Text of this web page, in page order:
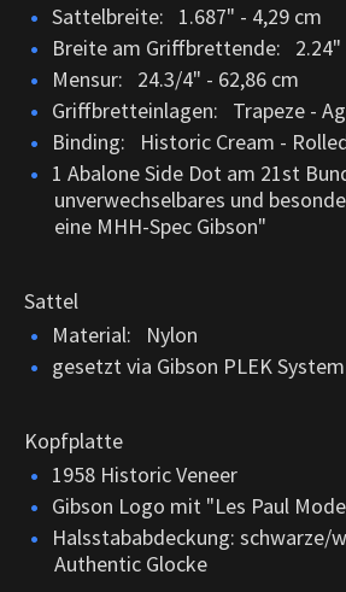
Sattelbreite: 1.687" - 4,29 cm
Breite am Griffbrettende: 2.24"
Mensur: 24.3/4" - 62,86 cm
Griffbretteinlagen: Trapeze -
Binding: Historic Cream -
1 Abalone Side Dot am 21st
unverwechselbares und
eine MHH-Spec Gibson"
Sattel
Material: Nylon
gesetzt via Gibson PLEK System
Kopfplatte
1958 Historic Veneer
Gibson Logo mit "Les Paul
Halsstababdeckung: schwarze/
Authentic Glocke